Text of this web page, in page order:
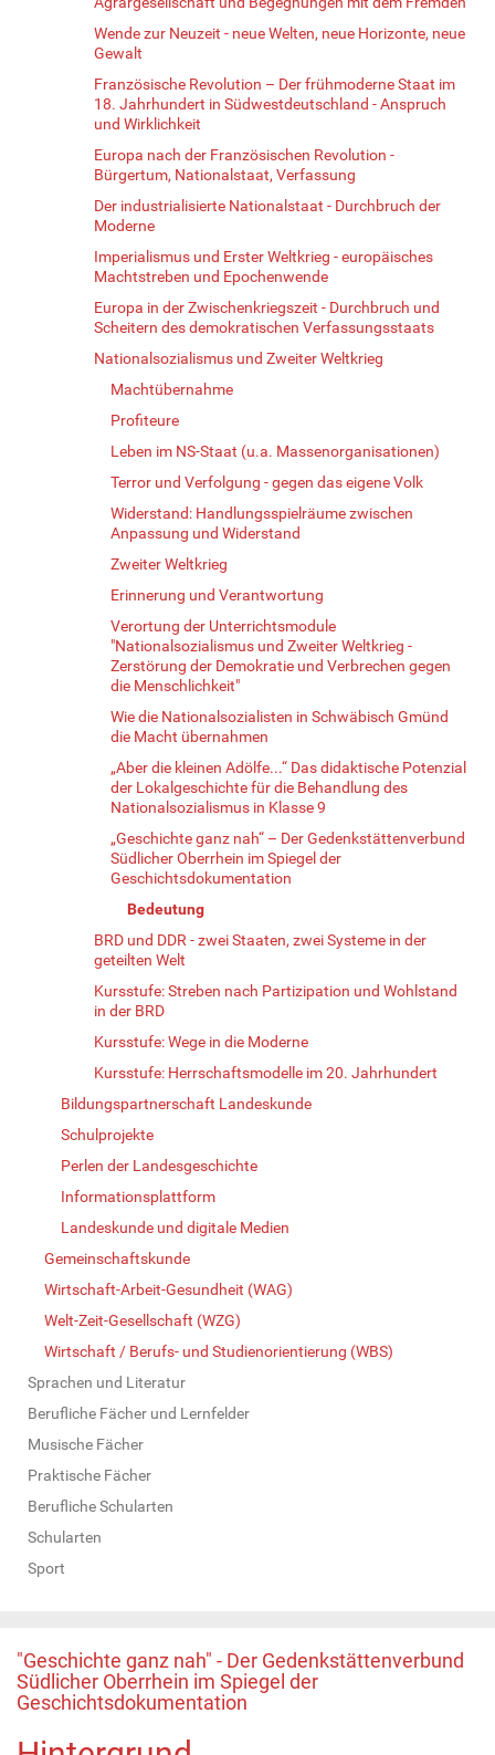
Wende zur Neuzeit - neue Welten, neue Horizonte, neue
Gewalt
Französische Revolution – Der frühmoderne Staat im
18. Jahrhundert in Südwestdeutschland - Anspruch
und Wirklichkeit
Europa nach der Französischen Revolution -
Bürgertum, Nationalstaat, Verfassung
Der industrialisierte Nationalstaat - Durchbruch der
Moderne
Imperialismus und Erster Weltkrieg - europäisches
Machtstreben und Epochenwende
Europa in der Zwischenkriegszeit - Durchbruch und
Scheitern des demokratischen Verfassungsstaats
Nationalsozialismus und Zweiter Weltkrieg
Machtübernahme
Profiteure
Leben im NS-Staat (u.a. Massenorganisationen)
Terror und Verfolgung - gegen das eigene Volk
Widerstand: Handlungsspielräume zwischen
Anpassung und Widerstand
Zweiter Weltkrieg
Erinnerung und Verantwortung
Verortung der Unterrichtsmodule
"Nationalsozialismus und Zweiter Weltkrieg -
Zerstörung der Demokratie und Verbrechen gegen
die Menschlichkeit"
Wie die Nationalsozialisten in Schwäbisch Gmünd
die Macht übernahmen
„Aber die kleinen Adölfe...“ Das didaktische Potenzial
der Lokalgeschichte für die Behandlung des
Nationalsozialismus in Klasse 9
„Geschichte ganz nah“ – Der Gedenkstättenverbund
Südlicher Oberrhein im Spiegel der
Geschichtsdokumentation
Bedeutung
BRD und DDR - zwei Staaten, zwei Systeme in der
geteilten Welt
Kursstufe: Streben nach Partizipation und Wohlstand
in der BRD
Kursstufe: Wege in die Moderne
Kursstufe: Herrschaftsmodelle im 20. Jahrhundert
Bildungspartnerschaft Landeskunde
Schulprojekte
Perlen der Landesgeschichte
Informationsplattform
Landeskunde und digitale Medien
Gemeinschaftskunde
Wirtschaft-Arbeit-Gesundheit (WAG)
Welt-Zeit-Gesellschaft (WZG)
Wirtschaft / Berufs- und Studienorientierung (WBS)
Sprachen und Literatur
Berufliche Fächer und Lernfelder
Musische Fächer
Praktische Fächer
Berufliche Schularten
Schularten
Sport
"Geschichte ganz nah" - Der Gedenkstättenverbund
Südlicher Oberrhein im Spiegel der
Geschichtsdokumentation